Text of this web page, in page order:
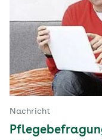
Nachricht